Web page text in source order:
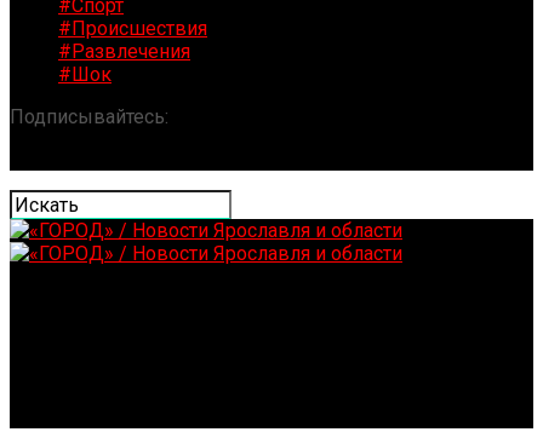
#Спорт
#Происшествия
#Развлечения
#Шок
Подписывайтесь: